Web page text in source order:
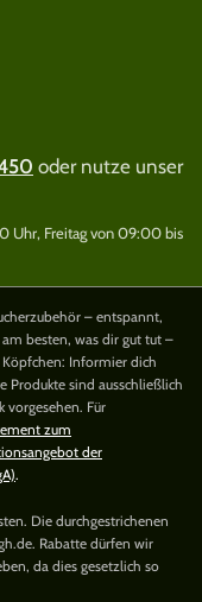
oder nutze unser
Uhr, Freitag von 09:00 bis
– entspannt,
besten, was dir gut tut –
Informier dich
Produkte sind ausschließlich
vorgesehen. Für
zum
der
.
Die durchgestrichenen
Rabatte dürfen wir
da dies gesetzlich so